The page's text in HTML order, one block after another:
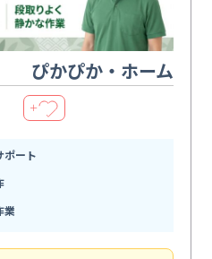
ぴかぴか・ホーム
＋
ポート
業